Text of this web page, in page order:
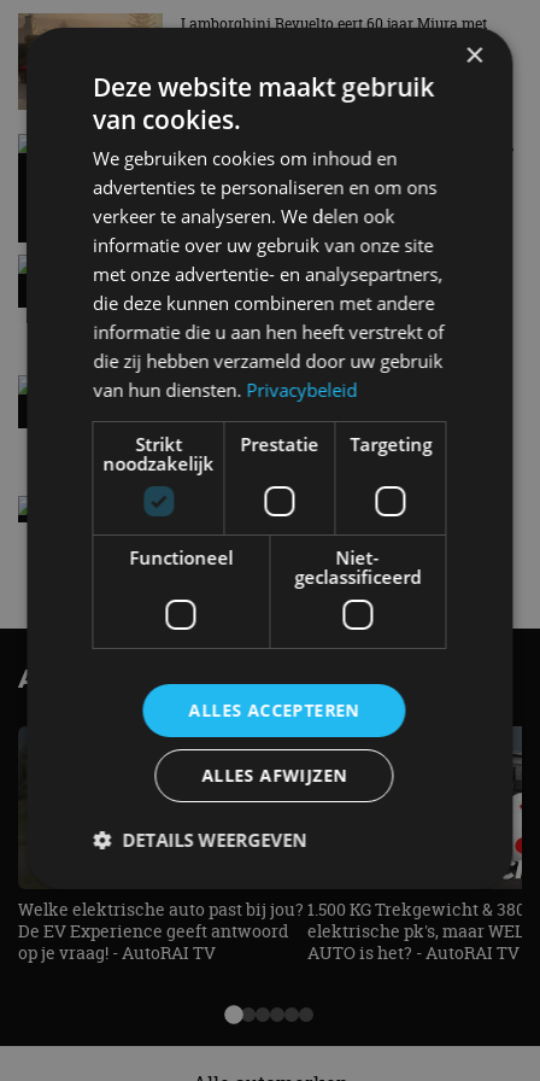
Lamborghini Revuelto eert 60 jaar Miura met
Carbon fibre op je laadkabel: nergens voor nodig,
en precies daarom geweldig
5 aug
Hennessey Blackbird krijgt atmosferische V8 en
handbak: soms is eenvoud leuker
5 aug
Audi A2 e-Tron mikt op verbruik van 12,8 kWh
per 100 kilometer
Elektrische Geely E2 (tijdelijk) net zo goedkoop
4 aug
AutoRAI.nl TV
Welke elektrische auto past bij jou?
De EV Experience geeft antwoord
op je vraag! - AutoRAI TV
1.500 KG Trekgewicht & 380
elektrische pk's, maar
AUTO is het? - AutoRAI TV
×
Deze website maakt gebruik
van cookies.
We gebruiken cookies om inhoud en
advertenties te personaliseren en om ons
verkeer te analyseren. We delen ook
informatie over uw gebruik van onze site
met onze advertentie- en analysepartners,
die deze kunnen combineren met andere
informatie die u aan hen heeft verstrekt of
die zij hebben verzameld door uw gebruik
van hun diensten. Privacybeleid
Strikt
noodzakelijk
Prestatie Targeting
Functioneel
Niet-
geclassificeerd
ALLES ACCEPTEREN
ALLES AFWIJZEN
DETAILS WEERGEVEN
Strikt noodzakelijk Prestatie
Targeting
Strikt noodzakelijke cookies maken de
website kan niet goed worden gebruikt zonder de